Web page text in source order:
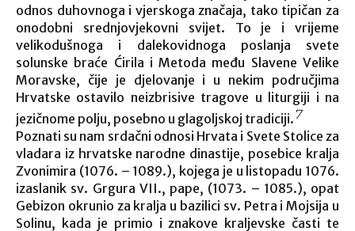
odnos duhovnoga i vjerskoga značaja, tako tipičan za
onodobni srednjovjekovni svijet. To je i vrijeme
velikodušnoga i dalekovidnoga poslanja svete
solunske braće Ćirila i Metoda među Slavene Velike
Moravske, čije je djelovanje i u nekim područjima
Hrvatske ostavilo neizbrisive tragove u liturgiji i na
jezičnome polju, posebno u glagoljskoj tradiciji.7
Poznati su nam srdačni odnosi Hrvata i Svete Stolice za
vladara iz hrvatske narodne dinastije, posebice kralja
Zvonimira (1076. – 1089.), kojega je u listopadu 1076.
izaslanik sv. Grgura VII., pape, (1073. – 1085.), opat
Gebizon okrunio za kralja u bazilici sv. Petra i Mojsija u
Solinu, kada je primio i znakove kraljevske časti te